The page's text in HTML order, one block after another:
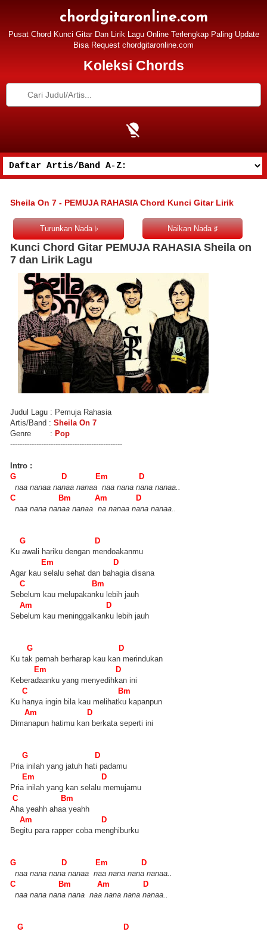
chordgitaronline.com
Pusat Chord Kunci Gitar Dan Lirik Lagu Online Terlengkap Paling Update
Bisa Request chordgitaronline.com
Koleksi Chords
Sheila On 7 - PEMUJA RAHASIA Chord Kunci Gitar Lirik
Kunci Chord Gitar PEMUJA RAHASIA Sheila on
7 dan Lirik Lagu
Judul Lagu : Pemuja Rahasia
Artis/Band : Sheila On 7
Genre : Pop
-----------------------------------------------
Intro :
G D Em D
naa nanaa nanaa nanaa naa nana nana nanaa..
C Bm Am D
naa nana nanaa nanaa na nanaa nana nanaa..
G D
Ku awali hariku dengan mendoakanmu
Em D
Agar kau selalu sehat dan bahagia disana
C Bm
Sebelum kau melupakanku lebih jauh
Am D
Sebelum kau meninggalkanku lebih jauh
G D
Ku tak pernah berharap kau kan merindukan
Em D
Keberadaanku yang menyedihkan ini
C Bm
Ku hanya ingin bila kau melihatku kapanpun
Am D
Dimanapun hatimu kan berkata seperti ini
G D
Pria inilah yang jatuh hati padamu
Em D
Pria inilah yang kan selalu memujamu
C Bm
Aha yeahh ahaa yeahh
Am D
Begitu para rapper coba menghiburku
G D Em D
naa nana nana nanaa naa nana nana nanaa..
C Bm Am D
naa nana nana nana naa nana nana nanaa..
G D